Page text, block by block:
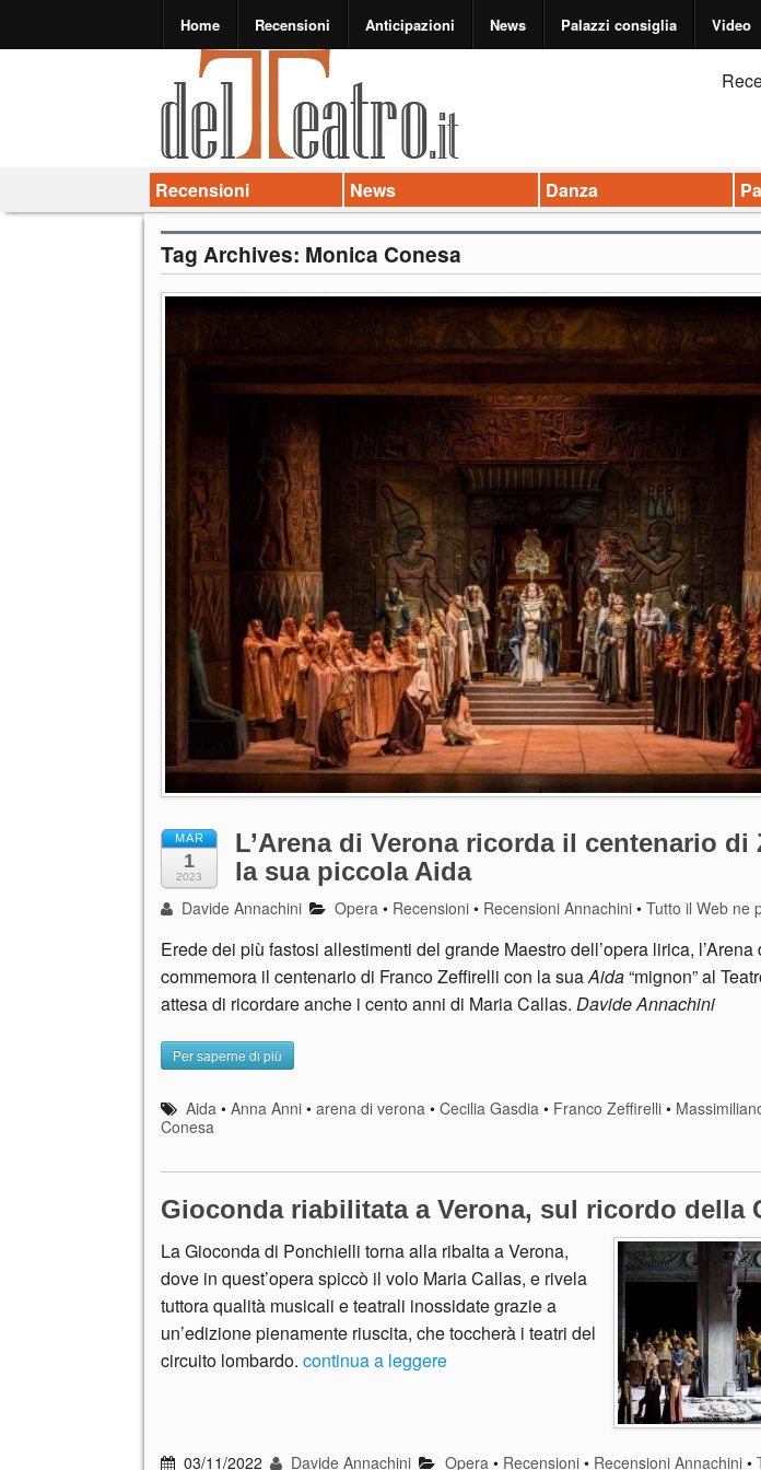
Home Recensioni Anticipazioni News Palazzi consiglia Video
Recensioni News Danza
Tag Archives: Monica Conesa
MAR
1
2023
L’Arena di Verona ricorda il centenario
la sua piccola Aida
Davide Annachini Opera • Recensioni • Recensioni Annachini •Tutto il Web ne
Erede dei più fastosi allestimenti del grande Maestro dell’opera lirica, l’Arena
commemora il centenario di Franco Zeffirelli con la suaAida“mignon” al
attesa di ricordare anche i cento anni di Maria Callas. Davide Annachini
Per saperne di più
Aida •Anna Anni •arena di verona •Cecilia Gasdia • Franco Zeffirelli •
Conesa
Gioconda riabilitata a Verona, sul ricordo della
La Gioconda di Ponchielli torna alla ribalta a Verona,
dove in quest’opera spiccò il volo Maria Callas, e rivela
tuttora qualità musicali e teatrali inossidate grazie a
un’edizione pienamente riuscita, che toccherà i teatri del
circuito lombardo. continua a leggere
03/11/2022 Davide Annachini Opera• Recensioni• Recensioni Annachini•